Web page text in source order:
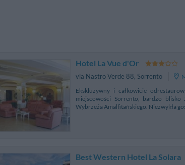
Hotel La Vue d'Or
via Nastro Verde 88, Sorrento
Ekskluzywny i całkowicie
miejscowości Sorrento, bardzo blisko
Wybrzeża Amalfitańskiego. Niezwykła
Best Western Hotel La Solara